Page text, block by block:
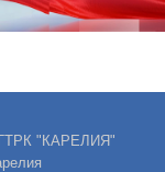
"КАРЕЛИЯ"